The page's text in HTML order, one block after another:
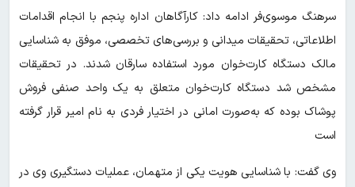
سرهنگ موسوی‌فر ادامه داد: کارآگاهان اداره پنجم با انجام اقدامات
اطلاعاتی، تحقیقات میدانی و بررسی‌های تخصصی، موفق به شناسایی
مالک دستگاه کارت‌خوان مورد استفاده سارقان شدند. در تحقیقات
مشخص شد دستگاه کارت‌خوان متعلق به یک واحد صنفی فروش
پوشاک بوده که به‌صورت امانی در اختیار فردی به نام امیر قرار گرفته
است
وی گفت: با شناسایی هویت یکی از متهمان، عملیات دستگیری وی در